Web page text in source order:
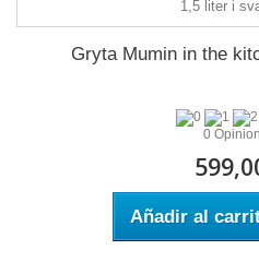
Gryta Mumin in the
0
Añadir al